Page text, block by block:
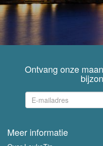
Ontvang onze
Meer informatie